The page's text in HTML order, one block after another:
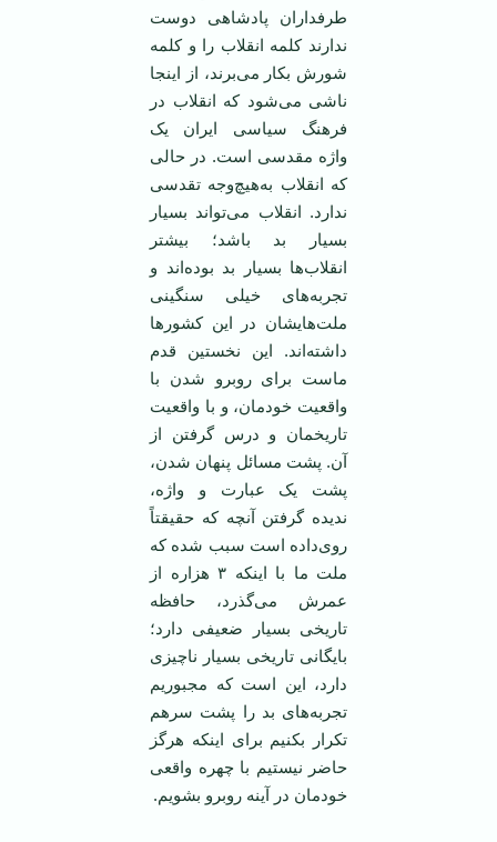
طرفداران پادشاهی دوست
ندارند کلمه انقلاب را و کلمه
شورش بکار می‌برند، از اینجا
ناشی می‌شود که انقلاب در
فرهنگ سیاسی ایران یک
واژه مقدسی است. در حالی
که انقلاب به‌هیچ‌وجه تقدسی
ندارد. انقلاب می‌تواند بسیار
بسیار بد باشد؛ بیشتر
انقلاب‌ها بسیار بد بوده‌اند و
تجربه‌های خیلی سنگینی
ملت‌هایشان در این کشور‌ها
داشته‌اند. این نخستین قدم
ماست برای روبرو شدن با
واقعیت خودمان، و با واقعیت
تاریخمان و درس گرفتن از
آن. پشت مسائل پنهان شدن،
پشت یک عبارت و واژه،
ندیده گرفتن آنچه که حقیقتاً
روی‌داده است سبب شده که
ملت ما با اینکه ۳ هزاره از
عمرش می‌گذرد، حافظه
تاریخی بسیار ضعیفی دارد؛
بایگانی تاریخی بسیار ناچیزی
دارد، این است که مجبوریم
تجربه‌های بد را پشت سرهم
تکرار بکنیم برای اینکه هرگز
حاضر نیستیم با چهره واقعی
خودمان در آینه روبرو بشویم.